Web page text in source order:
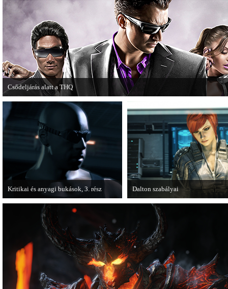
Hamarosan minden infó kiderül a
Battlefield 3 utolsó, End Game
kiegészítőjéről.
A GTA: Vice City 10th
Editionről készített tesztet a PC
Csődeljárás alatt a THQ
Egy újabb videojáték-kiadó került csődeljárás alá, aki nem más, mint a THQ.
Kritikai és anyagi bukások, 3. rész
A PC Guru "Kritikai és anyagi bukások"
című cikksorozatának utolsó részét
Dalton szabályai
Új videóval jelentkezik az
Games játéka, a Fuse.